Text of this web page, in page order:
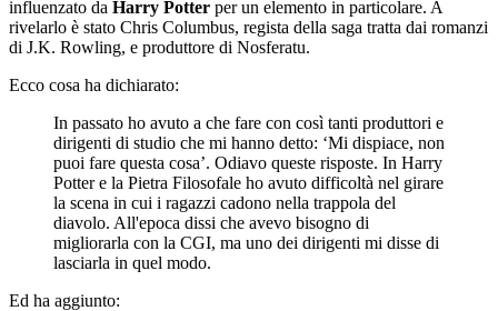
influenzato da Harry Potter per un elemento in particolare. A
rivelarlo è stato Chris Columbus, regista della saga tratta dai romanzi
di J.K. Rowling, e produttore di Nosferatu.
Ecco cosa ha dichiarato:
In passato ho avuto a che fare con così tanti produttori e
dirigenti di studio che mi hanno detto: ‘Mi dispiace, non
puoi fare questa cosa’. Odiavo queste risposte. In Harry
Potter e la Pietra Filosofale ho avuto difficoltà nel girare
la scena in cui i ragazzi cadono nella trappola del
diavolo. All'epoca dissi che avevo bisogno di
migliorarla con la CGI, ma uno dei dirigenti mi disse di
lasciarla in quel modo.
Ed ha aggiunto: